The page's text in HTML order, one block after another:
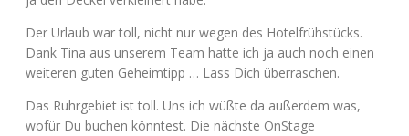
Der Urlaub war toll, nicht nur wegen des Hotelfrühstücks.
Dank Tina aus unserem Team hatte ich ja auch noch einen
weiteren guten Geheimtipp … Lass Dich überraschen.
Das Ruhrgebiet ist toll. Uns ich wüßte da außerdem was,
wofür Du buchen könntest. Die nächste OnStage